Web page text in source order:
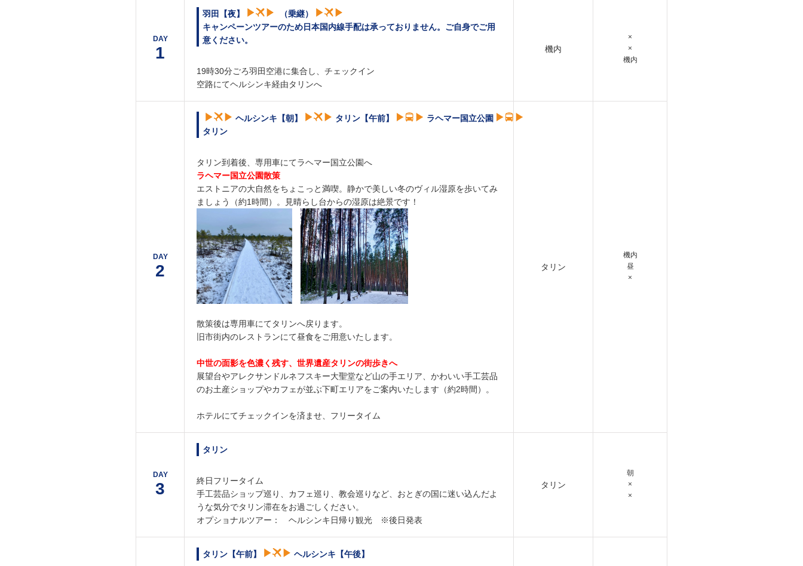
DAY
1
羽田【夜】
（乗継）
キャンペーンツアーのため日本国内線手配は承っておりません。ご自身でご用
意ください。
19時30分ごろ羽田空港に集合し、チェックイン
空路にてヘルシンキ経由タリンへ
機内
×
×
機内
DAY
2
ヘルシンキ【朝】 タリン【午前】
ラヘマー国立公園
タリン
タリン到着後、専用車にてラヘマー国立公園へ
ラヘマー国立公園散策
エストニアの大自然をちょこっと満喫。静かで美しい冬のヴィル湿原を歩いてみ
ましょう（約1時間）。見晴らし台からの湿原は絶景です！
散策後は専用車にてタリンへ戻ります。
旧市街内のレストランにて昼食をご用意いたします。
中世の面影を色濃く残す、世界遺産タリンの街歩きへ
展望台やアレクサンドルネフスキー大聖堂など山の手エリア、かわいい手工芸品
のお土産ショップやカフェが並ぶ下町エリアをご案内いたします（約2時間）。
ホテルにてチェックインを済ませ、フリータイム
タリン
機内
昼
×
DAY
3
タリン
終日フリータイム
手工芸品ショップ巡り、カフェ巡り、教会巡りなど、おとぎの国に迷い込んだよ
うな気分でタリン滞在をお過ごしください。
オプショナルツアー： ヘルシンキ日帰り観光 ※後日発表
タリン
朝
×
×
タリン【午前】 ヘルシンキ【午後】